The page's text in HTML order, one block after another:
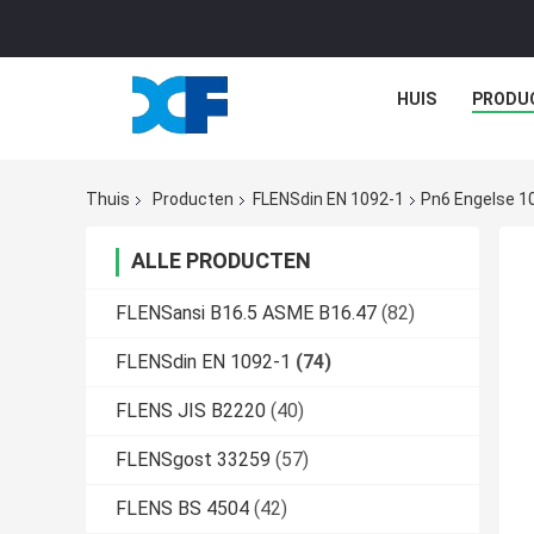
HUIS
Thuis Producten FLENSdin EN 1092-1 Pn6 Engelse
ALLE PRODUCTEN
FLENSansi B16.5 ASME B16.47 (82)
FLENSdin EN 1092-1 (74)
FLENS JIS B2220 (40)
FLENSgost 33259 (57)
FLENS BS 4504 (42)